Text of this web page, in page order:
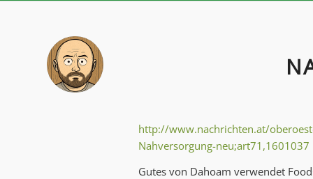
http://www.nachrichten.at/
Nahversorgung-neu;art71,1601037
Gutes von Dahoam verwendet